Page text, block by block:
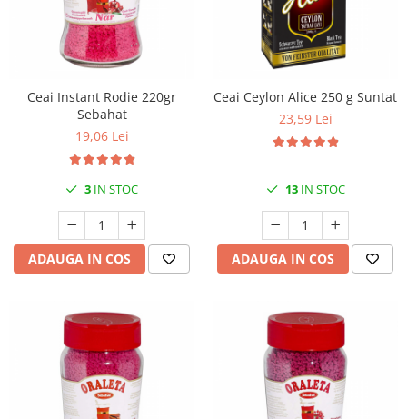
Ceai Instant Rodie 220gr
Sebahat
19,06 Lei
3 IN STOC
ADAUGA IN COS
Ceai Ceylon Alice 250 g Suntat
23,59 Lei
13IN STOC
ADAUGA IN COS